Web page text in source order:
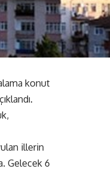
konut
illerin
Gelecek 6